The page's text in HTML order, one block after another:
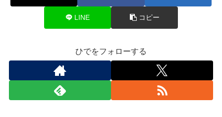
LINE コピー
ひでをフォローする